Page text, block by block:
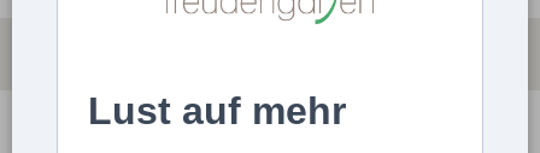
Lust auf mehr